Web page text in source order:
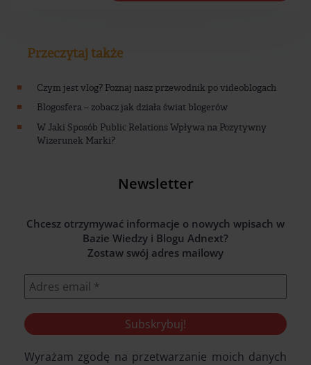
Przeczytaj także
Czym jest vlog? Poznaj nasz przewodnik po videoblogach
Blogosfera – zobacz jak działa świat blogerów
W Jaki Sposób Public Relations Wpływa na Pozytywny
Wizerunek Marki?
Newsletter
Chcesz otrzymywać informacje o nowych wpisach w
Bazie Wiedzy i Blogu Adnext?
Zostaw swój adres mailowy
Wyrażam zgodę na przetwarzanie moich danych